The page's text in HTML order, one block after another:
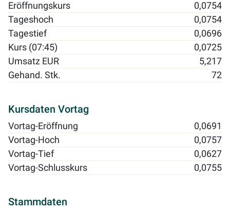
Eröffnungskurs
0,0754
Tageshoch
0,0754
Tagestief
0,0696
Kurs (07:45)
0,0725
Umsatz EUR
5,217
Gehand. Stk.
72
Kursdaten Vortag
Vortag-Eröffnung
0,0691
Vortag-Hoch
0,0757
Vortag-Tief
0,0627
Vortag-Schlusskurs
0,0755
Stammdaten